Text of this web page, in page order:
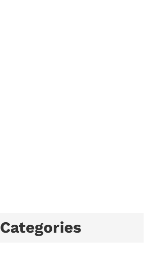
Categories